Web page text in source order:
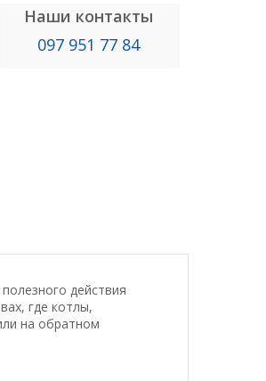
Наши контакты
097 951 77 84
действия
где котлы,
на обратном